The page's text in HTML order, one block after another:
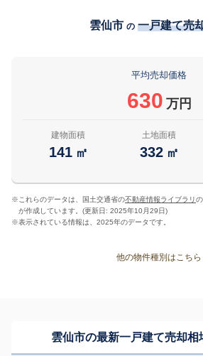
雲仙市 の 一戸建て売
平均売却価格
630 万円
建物面積
141 ㎡
土地面積
332 ㎡
※ これらのデータは、国土交通省の不動産情報ライブラリ
が作成しています。(更新日: 2025年10月29日)
※表示されている情報は、2025年のデータです。
他の物件種別はこちら
雲仙市の最新一戸建て売却相